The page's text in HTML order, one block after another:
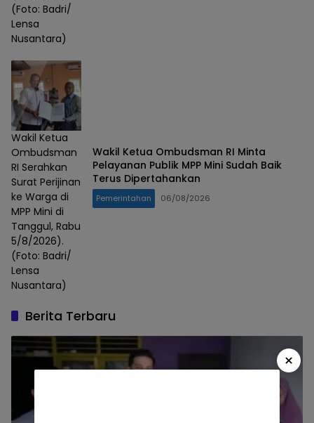
(Foto: Badri/
Lensa
Nusantara)
Wakil Ketua
Ombudsman
RI Serahkan
Surat Perijinan
ke Warga di
MPP Mini di
Tanggul, Rabu
5/8/2026).
(Foto: Badri/
Lensa
Nusantara)
Wakil Ketua Ombudsman RI Minta
Pelayanan Publik MPP Mini Sudah Baik
Terus Dipertahankan
Pemerintahan 06/08/2026
Berita Terbaru
×